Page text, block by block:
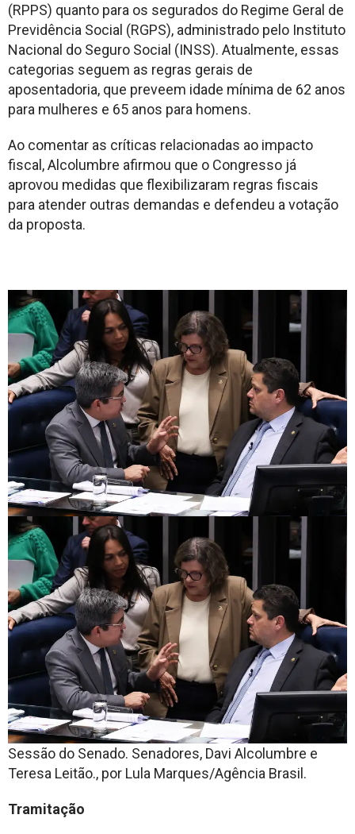
(RPPS) quanto para os segurados do Regime Geral de
Previdência Social (RGPS), administrado pelo Instituto
Nacional do Seguro Social (INSS). Atualmente, essas
categorias seguem as regras gerais de
aposentadoria, que preveem idade mínima de 62 anos
para mulheres e 65 anos para homens.
Ao comentar as críticas relacionadas ao impacto
fiscal, Alcolumbre afirmou que o Congresso já
aprovou medidas que flexibilizaram regras fiscais
para atender outras demandas e defendeu a votação
da proposta.
Sessão do Senado. Senadores, Davi Alcolumbre e
Teresa Leitão., por Lula Marques/Agência Brasil.
Tramitação